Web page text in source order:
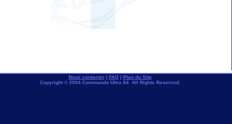
Nous contacter| FAQ| Plan du Site
Copyright © 2004 Commando Ultra 84 All Rights Reserved.